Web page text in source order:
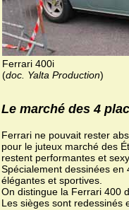
Ferrari 400i
(doc. Yalta Production)
Le marché des 4
Ferrari ne pouvait rester
pour le juteux marché des
restent performantes et
Spécialement dessinées
élégantes et sportives.
On distingue la Ferrari 400
Les sièges sont redessinés